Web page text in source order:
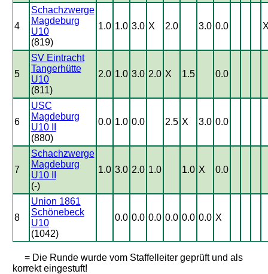
4
Schachzwerge
Magdeburg
U10
(819)
1.0 1.0 3.0 X 2.0 3.0 0.0
5
SV Eintracht
Tangerhütte
U10
(811)
2.0 1.0 3.0 2.0 X 1.5 0.0
6
USC
Magdeburg
U10 II
(880)
0.0 1.0 0.0 2.5 X 3.0 0.0
7
Schachzwerge
Magdeburg
U10 II
(-)
1.0 3.0 2.0 1.0 1.0 X 0.0
8
Union 1861
Schönebeck
U10
(1042)
0.0 0.0 0.0 0.0 0.0 0.0 X
= Die Runde wurde vom Staffelleiter geprüft und als
korrekt eingestuft!